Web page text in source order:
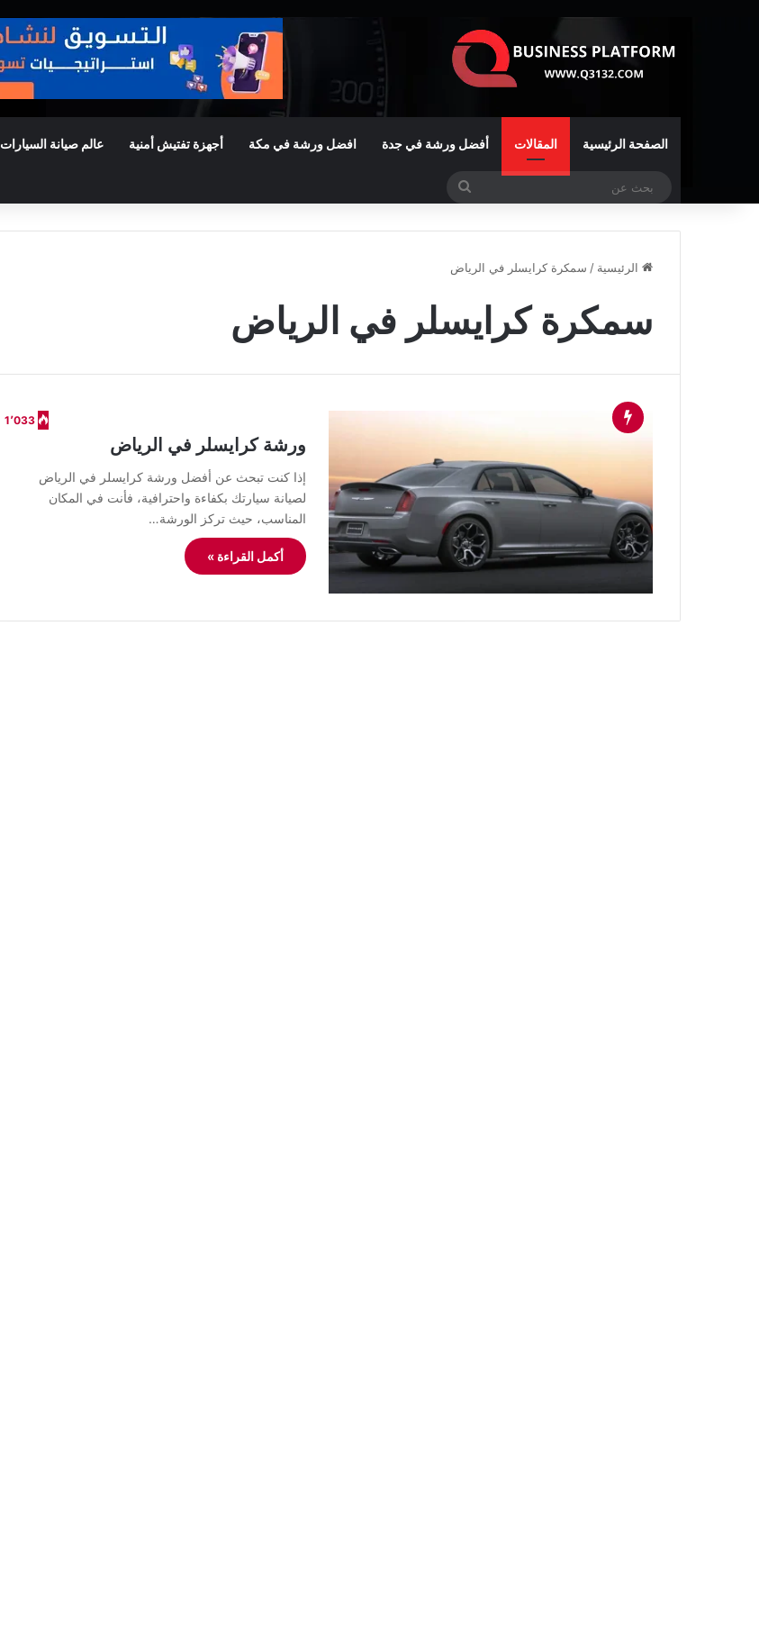
الصفحة الرئيسية المقالات أفضل ورشة في جدة افضل ورشة في مكة أجهزة تفتيش أمنية عالم صيانة السيارات
الرئيسية / سمكرة كرايسلر في الرياض
سمكرة كرايسلر في الرياض
1٬033
ورشة كرايسلر في الرياض
إذا كنت تبحث عن أفضل ورشة كرايسلر في الرياض
لصيانة سيارتك بكفاءة واحترافية، فأنت في المكان
المناسب، حيث تركز الورشة…
أكمل القراءة »